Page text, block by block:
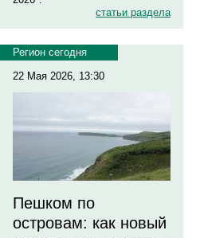
статьи раздела
Регион сегодня
22 Мая 2026, 13:30
Пешком по
островам: как новый